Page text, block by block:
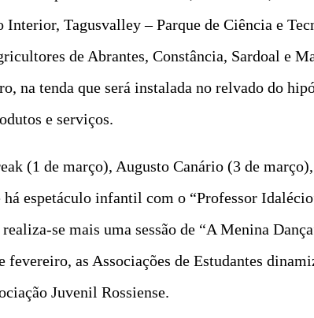
Tagusvalley – Parque de Ciência e
de Abrantes, Constância, Sardoal e
na tenda que será instalada no relvado do
e serviços.
(1 de março), Augusto Canário (3 de
espetáculo infantil com o “Professor
se mais uma sessão de “A Menina
as Associações de Estudantes
Juvenil Rossiense.